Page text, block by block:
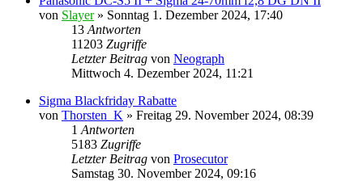
von Slayer» Sonntag 1. Dezember 2024, 17:40
13 Antworten
11203 Zugriffe
Letzter Beitrag von Neograph
Mittwoch 4. Dezember 2024, 11:21
Sigma Blackfriday Rabatte
von Thorsten_K » Freitag 29. November 2024, 08:39
1 Antworten
5183 Zugriffe
Letzter Beitrag von Prosecutor
Samstag 30. November 2024, 09:16